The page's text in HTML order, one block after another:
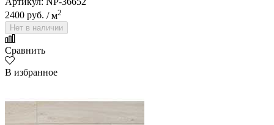
2400 руб. / м2
Нет в наличии
Сравнить
В избранное